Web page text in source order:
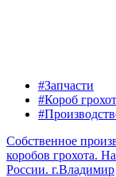
#Запчасти
#Короб
Собственное
коробов грохота.
России. г.Владимир